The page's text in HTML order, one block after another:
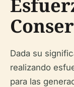
Dada su
realizando
para las